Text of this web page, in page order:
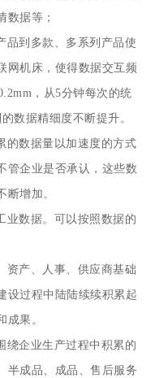
数据等；
品到多款、多系列产品使
网机床，使得数据交互频
，从5分钟每次的统
数据精细度不断提升。
的数据量以加速度的方式
管企业是否承认，这些数
断增加。
业数据。可以按照数据的
资产、人事、供应商基础
设过程中陆陆续续积累起
成果。
绕企业生产过程中积累的
半成品、成品、售后服务